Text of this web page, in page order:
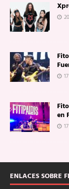
en
ENLACES SOBRE